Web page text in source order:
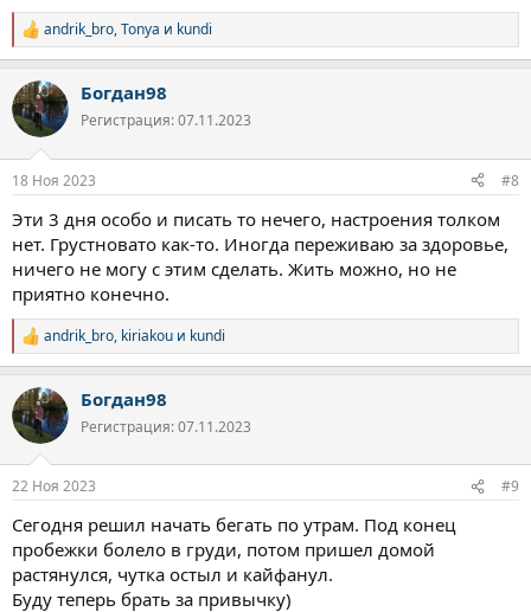
Р
е
к
ц
и
andrik_bro,Tonya и kundi
Богдан98
Регистрация: 07.11.2023
18 Ноя 2023 #8
Эти 3 дня особо и писать то нечего, настроения толком
нет. Грустновато как-то. Иногда переживаю за здоровье,
ничего не могу с этим сделать. Жить можно, но не
приятно конечно.
Р
е
к
ц
и
andrik_bro, kiriakou и kundi
Богдан98
Регистрация: 07.11.2023
22 Ноя 2023 #9
Сегодня решил начать бегать по утрам. Под конец
пробежки болело в груди, потом пришел домой
растянулся, чутка остыл и кайфанул.
Буду теперь брать за привычку)